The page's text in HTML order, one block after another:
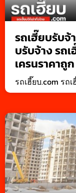
รถเฮี๊ยบรับจ้
บรับจ้าง รถเ
เครนราคาถูก
รถเฮี๊ยบ.com รถ